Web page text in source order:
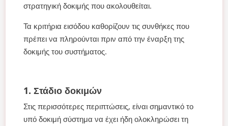
στρατηγική δοκιμής που ακολουθείται.
Τα κριτήρια εισόδου καθορίζουν τις συνθήκες που
πρέπει να πληρούνται πριν από την έναρξη της
δοκιμής του συστήματος.
1. Στάδιο δοκιμών
Στις περισσότερες περιπτώσεις, είναι σημαντικό το
υπό δοκιμή σύστημα να έχει ήδη ολοκληρώσει τη